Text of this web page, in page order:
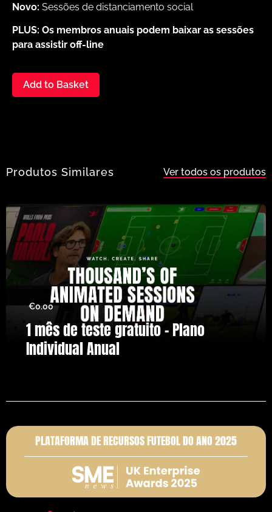
Novo: Sessões de distanciamento social
PLUS: Os membros anuais podem baixar as sessões
para assistir off-line
Add to Basket
Produtos Similares Ver todos os produtos
€0.00
1 mês de teste gratuito – Plano
Individual Anual
PLATAFORMA DE RECURSOS FUTEBOL DO ANO 2025